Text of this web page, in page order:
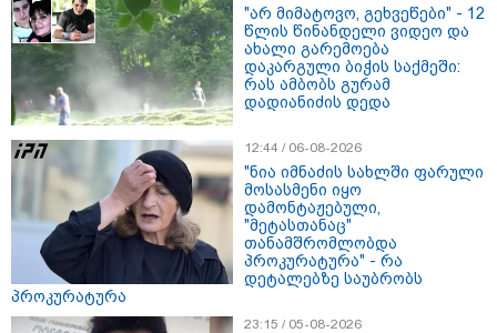
09:50 / 07-08-2026
გამოქვეყნდა SpaceX-ის
რაკეტის ფრაგმენტის
მთვარესთან შეჯახების
ორბიტალურმა აპარატმა
მთვარის ზედაპირი შეჯახებამდე
და შეჯახების შემდეგ გადაიღო
10:45 / 07-08-2026
"აშშ კვლავაც ღრმად
შეშფოთებულია რუსეთის მიერ
საქართველოს ტერიტორიის
აშშ-ის საელჩო
"არ მიმატოვო, გეხვეწები" - 12
წლის წინანდელი ვიდეო და
ახალი გარემოება
დაკარგული ბიჭის საქმეში:
რას ამბობს გურამ
დადიანიძის დედა
12:44 / 06-08-2026
"ნია იმნაძის სახლში ფარული
მოსასმენი იყო
დამონტაჟებული,
"მეტასთანაც"
თანამშრომლობდა
პროკურატურა" - რა
დეტალებზე საუბრობს
პროკურატურა
23:15 / 05-08-2026